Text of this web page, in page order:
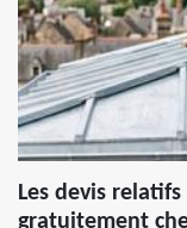
Les devis
gratuitement